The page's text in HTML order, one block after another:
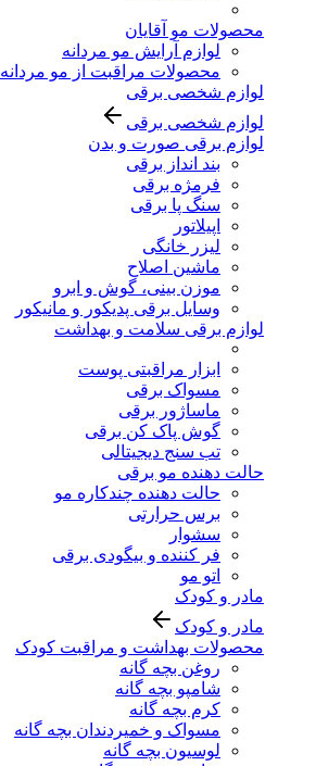
محصولات مو آقایان
لوازم آرایش مو مردانه
محصولات مراقبت از مو مردانه
لوازم شخصی برقی
لوازم شخصی برقی
لوازم برقی صورت و بدن
بند انداز برقی
فرمژه برقی
سنگ پا برقی
اپیلاتور
لیزر خانگی
ماشین اصلاح
موزن بینی، گوش و ابرو
وسایل برقی پدیکور و مانیکور
لوازم برقی سلامت و بهداشت
ابزار مراقبتی پوست
مسواک برقی
ماساژور برقی
گوش پاک کن برقی
تب سنج دیجیتالی
حالت دهنده مو برقی
حالت دهنده چندکاره مو
برس حرارتی
سشوار
فر کننده و بیگودی برقی
اتو مو
مادر و کودک
مادر و کودک
محصولات بهداشت و مراقبت کودک
روغن بچه گانه
شامپو بچه گانه
کرم بچه گانه
مسواک و خمیردندان بچه گانه
لوسیون بچه گانه